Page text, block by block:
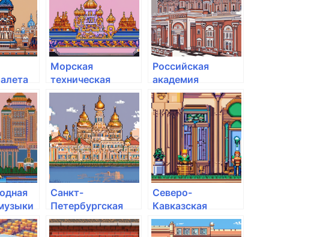
Морская
техническая
академия им.
адмирала Д.Н.
Сенявина
Российская
академия
живописи
Санкт-
Петербургская
академия
милиции им. Н.А.
Северо-
Кавказская
государственная
академия